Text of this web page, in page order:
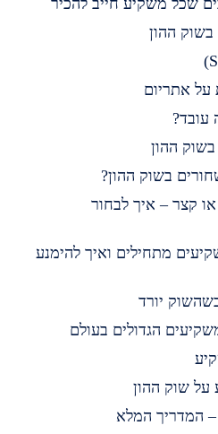
ההון?
איך לבחור
ואיך להימנע
בעולם
המלא